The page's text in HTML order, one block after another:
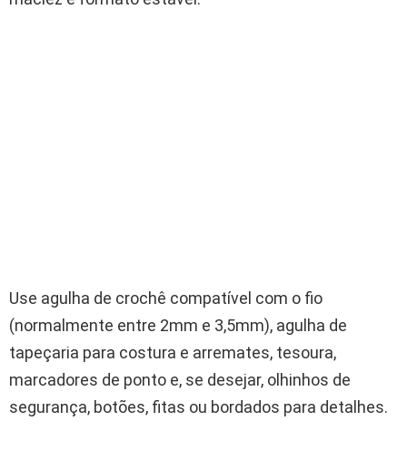
Use agulha de crochê compatível com o fio
(normalmente entre 2mm e 3,5mm), agulha de
tapeçaria para costura e arremates, tesoura,
marcadores de ponto e, se desejar, olhinhos de
segurança, botões, fitas ou bordados para detalhes.